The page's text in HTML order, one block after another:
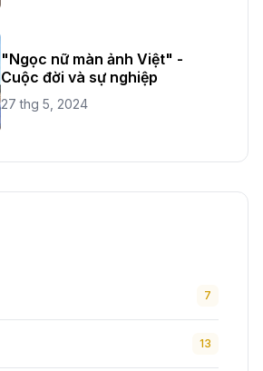
"Ngọc nữ màn ảnh Việt" -
Cuộc đời và sự nghiệp
27 thg 5, 2024
7
13